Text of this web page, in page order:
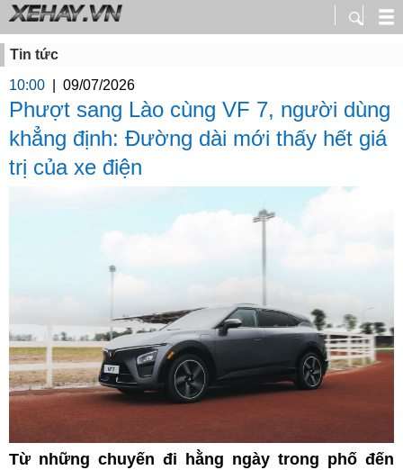
Tin tức
10:00
09/07/2026
Phượt sang Lào cùng VF 7, người dùng
khẳng định: Đường dài mới thấy hết giá
trị của xe điện
Từ những chuyến đi hằng ngày trong phố đến